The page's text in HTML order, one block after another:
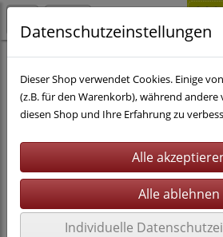
Nähen eBooks Taschen
Datenschutzeinstellungen
Dieser Shop verwendet Cookies. Einige
(z.B. für den Warenkorb), während
diesen Shop und Ihre Erfahrung zu
Individuelle